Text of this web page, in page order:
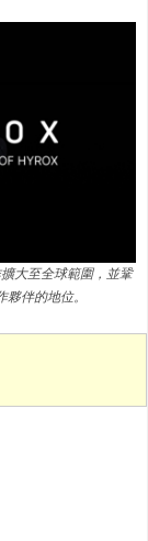
大至全球範圍，並鞏
伴的地位。